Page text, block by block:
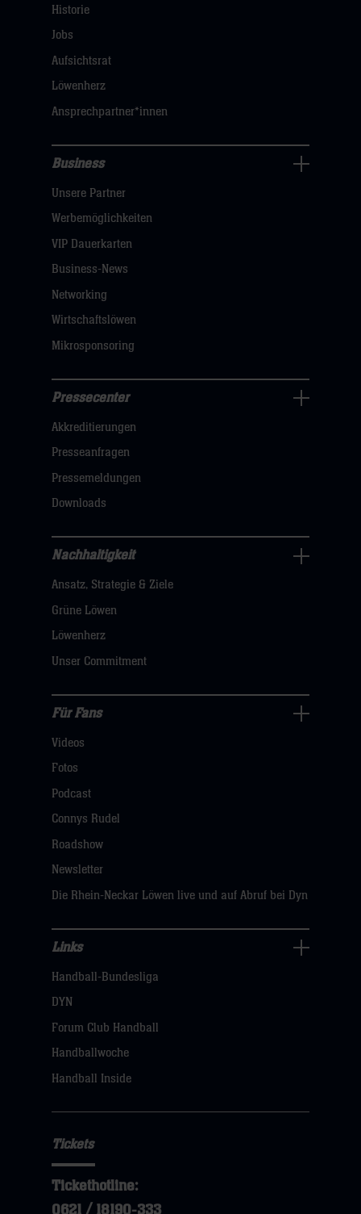
Navigation
öffnen,
hier
Historie
Jobs
Aufsichtsrat
Löwenherz
Ansprechpartner*innen
Navigation
öffnen,
dann
klicken
Business
Unsere Partner
Werbemöglichkeiten
VIP Dauerkarten
Business-News
Networking
Wirtschaftslöwen
Mikrosponsoring
Navigation
öffnen,
dann
klicken
hier
Pressecenter
Akkreditierungen
Presseanfragen
Pressemeldungen
Downloads
Nachhaltigkeit
Navigation
öffnen,
dann
hier
Nachhaltigkeit
Ansatz, Strategie & Ziele
Grüne Löwen
Löwenherz
Unser Commitment
Fans
Navigation
öffnen,
dann
hier
Für Fans
Videos
Fotos
Podcast
Connys Rudel
Roadshow
Newsletter
Die Rhein-Neckar Löwen live und auf Abruf bei Dyn
Navigation
öffnen,
dann
klicken
Links
Handball-Bundesliga
DYN
Forum Club Handball
Handballwoche
Handball Inside
Tickets
Tickethotline:
0621 / 18190-333